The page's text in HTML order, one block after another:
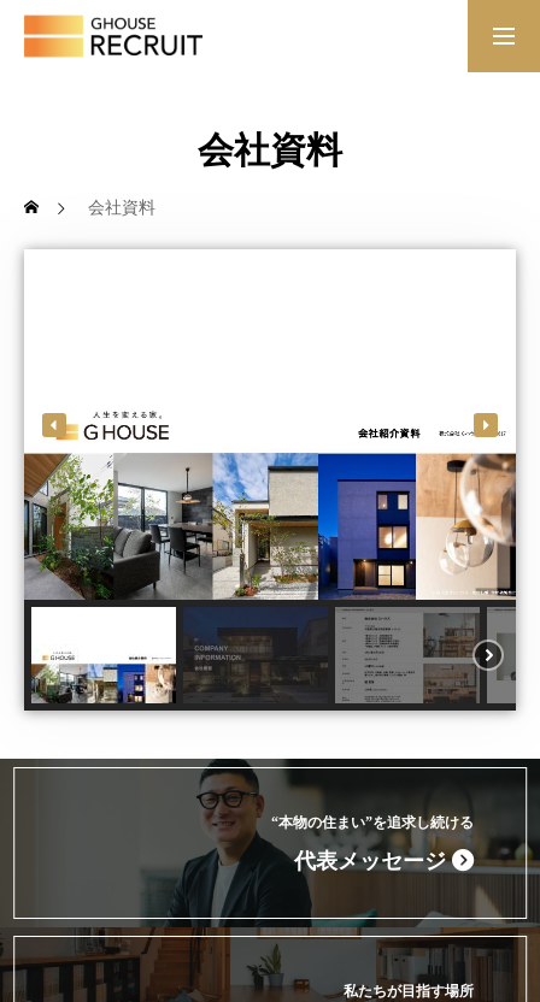
社員インタビュー
募集職種
コーポレートサイト
会社資料
会社資料
“本物の住まい”を追求し続ける
代表メッセージ
私たちが目指す場所